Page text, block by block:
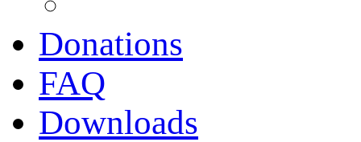
Donations
FAQ
Downloads